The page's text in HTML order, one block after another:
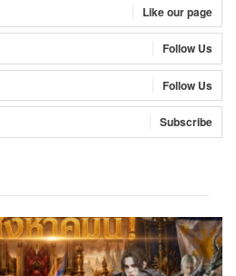
Like our page
Follow Us
Follow Us
Subscribe